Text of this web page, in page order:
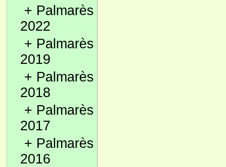
+ Palmarès
2022
+ Palmarès
2019
+ Palmarès
2018
+ Palmarès
2017
+ Palmarès
2016